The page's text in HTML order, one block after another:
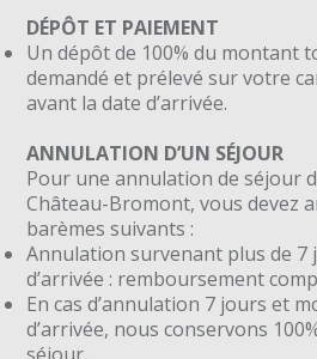
DÉPÔT ET PAIEMENT
Un dépôt de 100% du montant
demandé et prélevé sur votre
avant la date d’arrivée.
ANNULATION D’UN SÉJOUR
Pour une annulation de séjour
Château-Bromont, vous devez
barèmes suivants :
Annulation survenant plus de 7
d’arrivée : remboursement
En cas d’annulation 7 jours et
d’arrivée, nous conservons